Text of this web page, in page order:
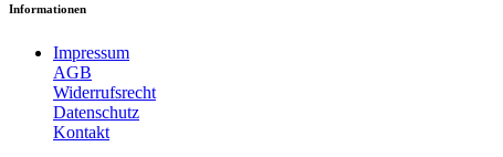
Informationen
Impressum
AGB
Widerrufsrecht
Datenschutz
Kontakt